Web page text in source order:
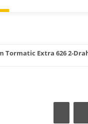
Tormatic Extra 626 2-